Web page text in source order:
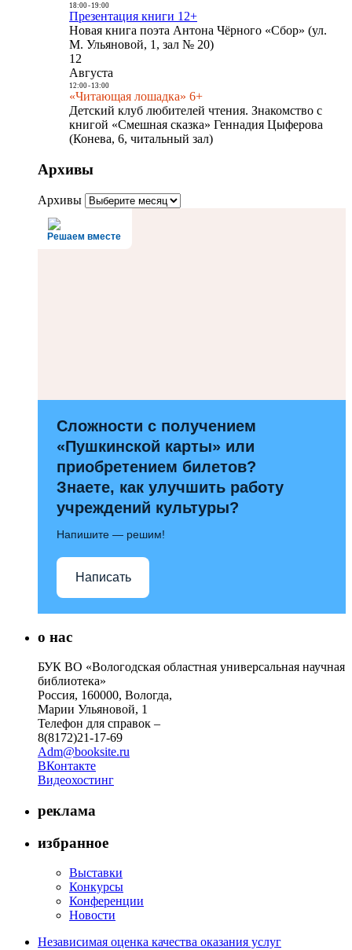
18:00- 19:00
Презентация книги 12+
Новая книга поэта Антона Чёрного «Сбор» (ул.
М. Ульяновой, 1, зал № 20)
12
Августа
12:00- 13:00
«Читающая лошадка» 6+
Детский клуб любителей чтения. Знакомство с
книгой «Смешная сказка» Геннадия Цыферова
(Конева, 6, читальный зал)
Архивы
Архивы
Решаем вместе
Сложности с получением
«Пушкинской карты» или
приобретением билетов?
Знаете, как улучшить работу
учреждений культуры?
Напишите — решим!
Написать
о нас
БУК ВО «Вологодская областная универсальная научная
библиотека»
Россия, 160000, Вологда,
Марии Ульяновой, 1
Телефон для справок –
8(8172)21-17-69
Adm@booksite.ru
ВКонтакте
Видеохостинг
реклама
избранное
Выставки
Конкурсы
Конференции
Новости
Независимая оценка качества оказания услуг